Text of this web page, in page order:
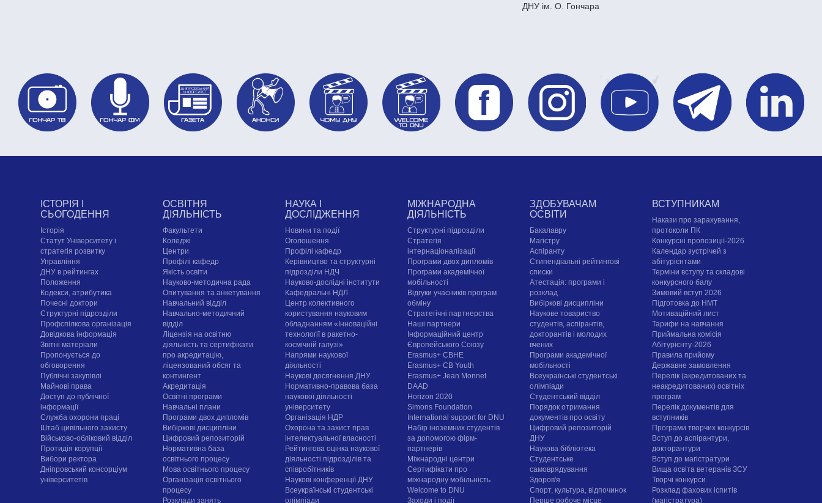
ДНУ ім. О. Гончара
ІСТОРІЯ І
СЬОГОДЕННЯ
Історія
Статут Університету і
стратегія розвитку
Управління
ДНУ в рейтингах
Положення
Кодекси, атрибутика
Почесні доктори
Структурні підрозділи
Профспілкова організація
Довідкова інформація
Звітні матеріали
Пропонується до
обговорення
Публічні закупівлі
Майнові права
Доступ до публічної
інформації
Служба охорони праці
Штаб цивільного захисту
Військово-обліковий відділ
Протидія корупції
Вибори ректора
Дніпровський консорціум
університетів
ОСВІТНЯ
ДІЯЛЬНІСТЬ
Факультети
Коледжі
Центри
Профілі кафедр
Якість освіти
Науково-методична рада
Опитування та анкетування
Навчальний відділ
Навчально-методичний
відділ
Ліцензія на освітню
діяльність та сертифікати
про акредитацію,
ліцензований обсяг та
контингент
Акредитація
Освітні програми
Навчальні плани
Програми двох дипломів
Вибіркові дисципліни
Цифровий репозиторій
Нормативна база
освітнього процесу
Мова освітнього процесу
Організація освітнього
процесу
Розклади занять
НАУКА І
ДОСЛІДЖЕННЯ
Новини та події
Оголошення
Профілі кафедр
Керівництво та структурні
підрозділи НДЧ
Науково-дослідні інститути
Кафедральні НДЛ
Центр колективного
користування науковим
обладнанням «Інноваційні
технології в ракетно-
космічній галузі»
Напрями наукової
діяльності
Наукові досягнення ДНУ
Нормативно-правова база
наукової діяльності
університету
Організація НДР
Охорона та захист прав
інтелектуальної власності
Рейтингова оцінка наукової
діяльності підрозділів та
співробітників
Наукові конференції ДНУ
Всеукраїнські студентські
олімпіади
МІЖНАРОДНА
ДІЯЛЬНІСТЬ
Структурні підрозділи
Стратегія
інтернаціоналізації
Програми двох дипломів
Програми академічної
мобільності
Відгуки учасників програм
обміну
Стратегічні партнерства
Наші партнери
Інформаційний центр
Європейського Союзу
Erasmus+ CBHE
Erasmus+ CB Youth
Erasmus+ Jean Monnet
DAAD
Horizon 2020
Simons Foundation
International support for DNU
Набір іноземних студентів
за допомогою фірм-
партнерів
Міжнародні центри
Сертифікати про
міжнародну мобільність
Welcome to DNU
Заходи і події
ЗДОБУВАЧАМ
ОСВІТИ
Бакалавру
Магістру
Аспіранту
Стипендіальні рейтингові
списки
Атестація: програми і
розклад
Вибіркові дисципліни
Наукове товариство
студентів, аспірантів,
докторантів і молодих
вчених
Програми академічної
мобільності
Всеукраїнські студентські
олімпіади
Студентський відділ
Порядок отримання
документів про освіту
Цифровий репозиторій
ДНУ
Наукова бібліотека
Студентське
самоврядування
Здоров'я
Спорт, культура, відпочинок
Перше робоче місце
ВСТУПНИКАМ
Накази про зарахування,
протоколи ПК
Конкурсні пропозиції-2026
Календар зустрічей з
абітурієнтами
Терміни вступу та складові
конкурсного балу
Зимовий вступ 2026
Підготовка до НМТ
Мотиваційний лист
Тарифи на навчання
Приймальна комісія
Абітурієнту-2026
Правила прийому
Державне замовлення
Перелік (акредитованих та
неакредитованих) освітніх
програм
Перелік документів для
вступників
Програми творчих конкурсiв
Вступ до аспірантури,
докторантури
Вступ до магістратури
Вища освіта ветеранів ЗСУ
Творчі конкурси
Розклад фахових іспитів
(магістратура)